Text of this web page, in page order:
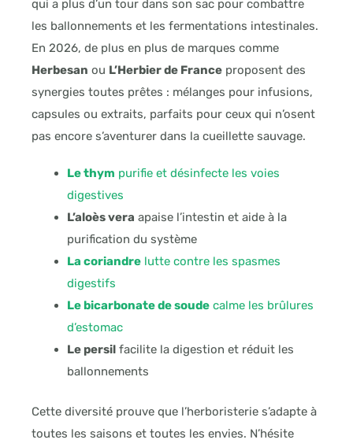
qui a plus d’un tour dans son sac pour combattre
les ballonnements et les fermentations intestinales.
En 2026, de plus en plus de marques comme
Herbesan ou L’Herbier de France proposent des
synergies toutes prêtes : mélanges pour infusions,
capsules ou extraits, parfaits pour ceux qui n’osent
pas encore s’aventurer dans la cueillette sauvage.
Le thym purifie et désinfecte les voies
digestives
L’aloès vera apaise l’intestin et aide à la
purification du système
La coriandre lutte contre les spasmes
digestifs
Le bicarbonate de soude calme les brûlures
d’estomac
Le persil facilite la digestion et réduit les
ballonnements
Cette diversité prouve que l’herboristerie s’adapte à
toutes les saisons et toutes les envies. N’hésite